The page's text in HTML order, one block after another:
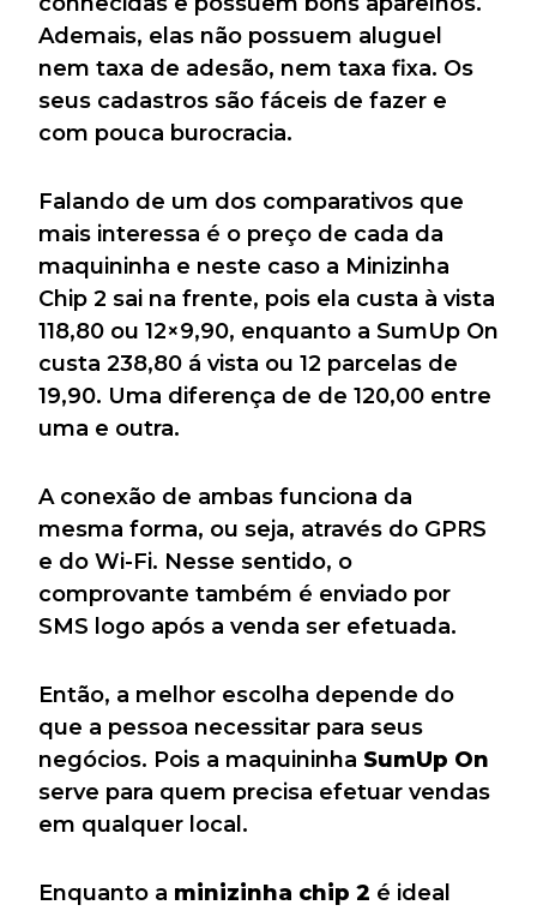
Ademais, elas não possuem aluguel
nem taxa de adesão, nem taxa fixa. Os
seus cadastros são fáceis de fazer e
com pouca burocracia.
Falando de um dos comparativos que
mais interessa é o preço de cada da
maquininha e neste caso a Minizinha
Chip 2 sai na frente, pois ela custa à vista
118,80 ou 12×9,90, enquanto a SumUp On
custa 238,80 á vista ou 12 parcelas de
19,90. Uma diferença de de 120,00 entre
uma e outra.
A conexão de ambas funciona da
mesma forma, ou seja, através do GPRS
e do Wi-Fi. Nesse sentido, o
comprovante também é enviado por
SMS logo após a venda ser efetuada.
Então, a melhor escolha depende do
que a pessoa necessitar para seus
negócios. Pois a maquininha SumUp On
serve para quem precisa efetuar vendas
em qualquer local.
Enquanto a minizinha chip 2 é ideal